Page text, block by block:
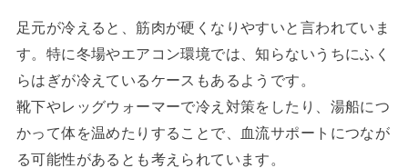
足元が冷えると、筋肉が硬くなりやすいと言われていま
す。特に冬場やエアコン環境では、知らないうちにふく
らはぎが冷えているケースもあるようです。
靴下やレッグウォーマーで冷え対策をしたり、湯船につ
かって体を温めたりすることで、血流サポートにつなが
る可能性があるとも考えられています。